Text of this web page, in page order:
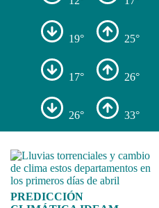
19° 25°
17° 26°
26° 33°
PREDICCIÓN